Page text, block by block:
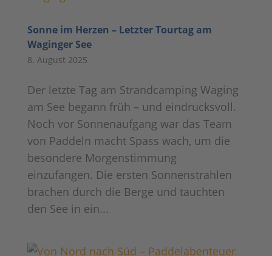
Sonne im Herzen – Letzter Tourtag am
Waginger See
8. August 2025
Der letzte Tag am Strandcamping Waging
am See begann früh – und eindrucksvoll.
Noch vor Sonnenaufgang war das Team
von Paddeln macht Spass wach, um die
besondere Morgenstimmung
einzufangen. Die ersten Sonnenstrahlen
brachen durch die Berge und tauchten
den See in ein...